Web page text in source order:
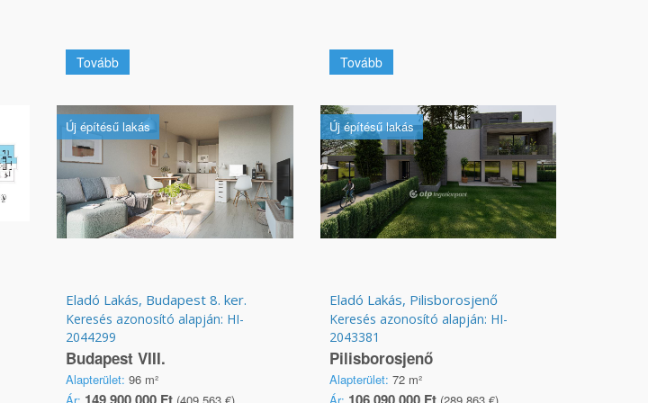
Tovább Tovább
Új építésű lakás
Eladó Lakás, Budapest 8. ker.
Keresés azonosító alapján: HI-
2044299
Budapest VIII.
Alapterület: 96 m²
Új építésű lakás
Eladó Lakás, Pilisborosjenő
Keresés azonosító alapján: HI-
2043381
Pilisborosjenő
Alapterület: 72 m²